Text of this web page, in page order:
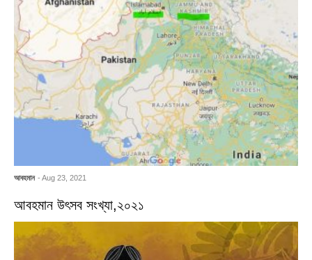
আবহমান - Aug 23, 2021
আবহমান উৎসব সংখ্যা,২০২১